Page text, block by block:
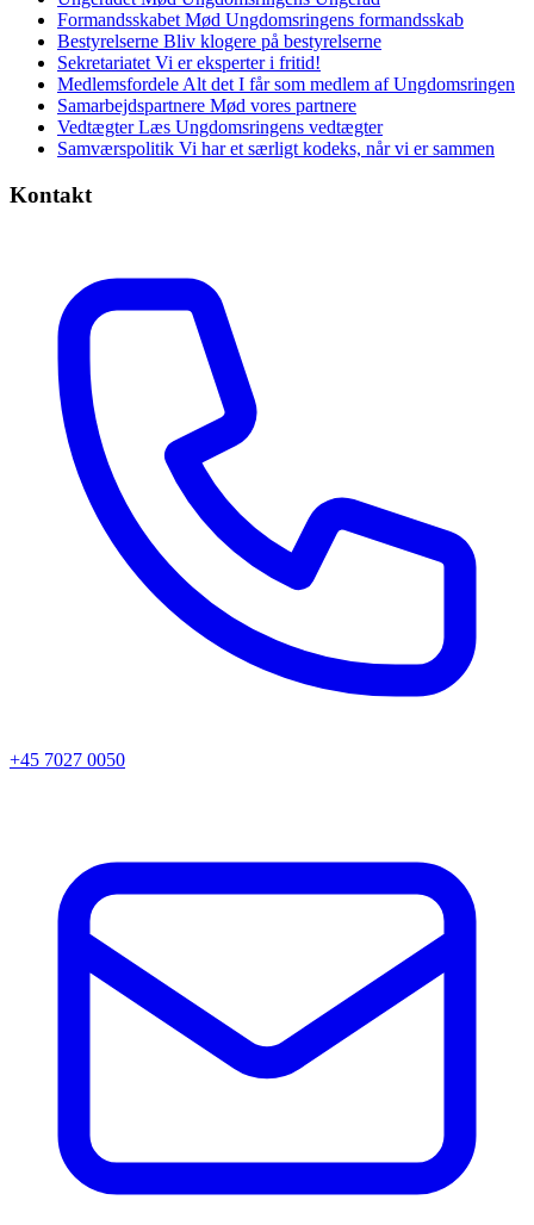
Formandsskabet Mød Ungdomsringens formandsskab
Bestyrelserne Bliv klogere på bestyrelserne
Sekretariatet Vi er eksperter i fritid!
Medlemsfordele Alt det I får som medlem af Ungdomsringen
Samarbejdspartnere Mød vores partnere
VedtægterLæs Ungdomsringens vedtægter
Samværspolitik Vi har et særligt kodeks, når vi er sammen
Kontakt
+45 7027 0050